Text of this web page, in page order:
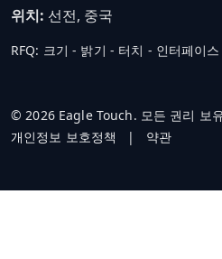
위치: 선전, 중국
RFQ: 크기 - 밝기 - 터치 - 인터페이
© 2026 Eagle Touch. 모든 권리 보
개인정보 보호정책
| 약관